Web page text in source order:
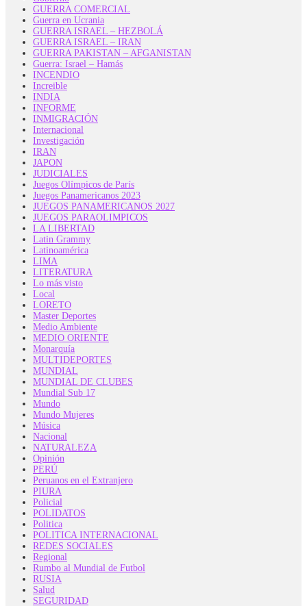
GUERRA COMERCIAL
Guerra en Ucrania
GUERRA ISRAEL – HEZBOLÁ
GUERRA ISRAEL – IRAN
GUERRA PAKISTAN – AFGANISTAN
Guerra: Israel – Hamás
INCENDIO
Increible
INDIA
INFORME
INMIGRACIÓN
Internacional
Investigación
IRAN
JAPON
JUDICIALES
Juegos Olímpicos de París
Juegos Panamericanos 2023
JUEGOS PANAMERICANOS 2027
JUEGOS PARAOLIMPICOS
LA LIBERTAD
Latin Grammy
Latinoamérica
LIMA
LITERATURA
Lo más visto
Local
LORETO
Master Deportes
Medio Ambiente
MEDIO ORIENTE
Monarquía
MULTIDEPORTES
MUNDIAL
MUNDIAL DE CLUBES
Mundial Sub 17
Mundo
Mundo Mujeres
Música
Nacional
NATURALEZA
Opinión
PERÚ
Peruanos en el Extranjero
PIURA
Policial
POLIDATOS
Politica
POLITICA INTERNACIONAL
REDES SOCIALES
Regional
Rumbo al Mundial de Futbol
RUSIA
Salud
SEGURIDAD